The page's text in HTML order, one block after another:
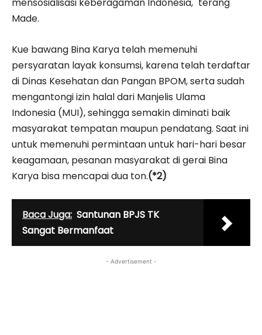
Made.
Kue bawang Bina Karya telah memenuhi
persyaratan layak konsumsi, karena telah terdaftar
di Dinas Kesehatan dan Pangan BPOM, serta sudah
mengantongi izin halal dari Manjelis Ulama
Indonesia (MUI), sehingga semakin diminati baik
masyarakat tempatan maupun pendatang. Saat ini
untuk memenuhi permintaan untuk hari-hari besar
keagamaan, pesanan masyarakat di gerai Bina
Karya bisa mencapai dua ton.(*2)
Baca Juga: Santunan BPJS TK
Sangat Bermanfaat
- Advertisement -